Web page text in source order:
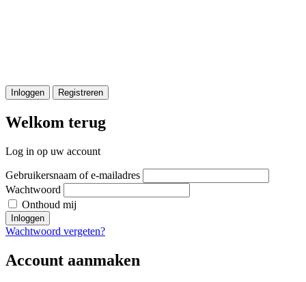
Inloggen Registreren
Welkom terug
Log in op uw account
Gebruikersnaam of e-mailadres
Wachtwoord
Onthoud mij
Inloggen
Wachtwoord vergeten?
Account aanmaken